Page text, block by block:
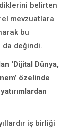
belirten
mevzuatlara
bu
da değindi.
‘Dijital Dünya,
özelinde
iş birliği